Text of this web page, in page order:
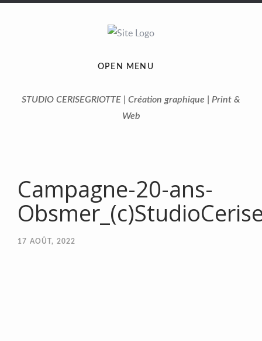
OPEN MENU
STUDIO CERISEGRIOTTE | Création graphique | Print &
Web
Campagne-20-ans-
17 AOÛT, 2022